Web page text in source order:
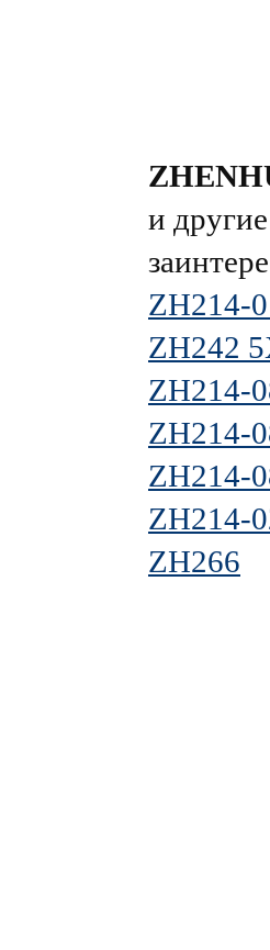
и
ZH214-
ZH242
ZH214-
ZH214-
ZH214-
ZH214-
ZH266